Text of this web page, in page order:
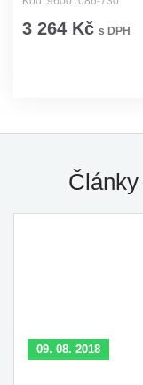
3 264 Kč s DPH
09. 08. 2018